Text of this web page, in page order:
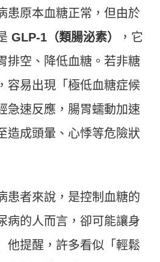
患原本血糖正常，但由於
GLP-1（類腸泌素）
，它
排空、降低血糖。若非糖
容易出現「極低血糖症候
急速反應，腸胃蠕動加速
造成頭暈、心悸等危險狀
患者來說，是控制血糖的
病的人而言，卻可能讓身
他提醒，許多看似「輕鬆